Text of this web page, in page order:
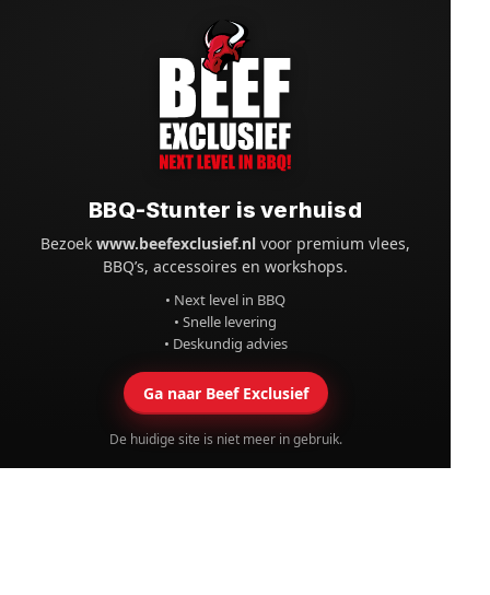
BBQ-Stunter is verhuisd
Bezoekwww.beefexclusief.nl voor premium vlees,
BBQ’s, accessoires en workshops.
• Next level in BBQ
• Snelle levering
• Deskundig advies
Ga naar Beef Exclusief
De huidige site is niet meer in gebruik.